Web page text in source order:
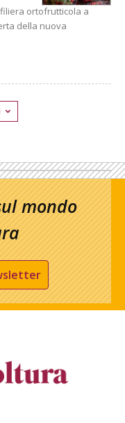
ortofrutticola a
della nuova
mondo